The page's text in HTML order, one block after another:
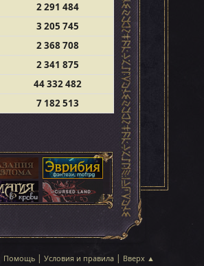
2 291 484
3 205 745
2 368 708
2 341 875
44 332 482
7 182 513
Помощь | Условия и правила | Вверх ▲